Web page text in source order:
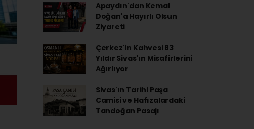
Apaydın'dan Kemal
Doğan'a Hayırlı Olsun
Ziyareti
Çerkez'in Kahvesi 83
Yıldır Sivas'ın Misafirlerini
Ağırlıyor
Sivas'ın Tarihi Paşa
Camisi ve Hafızalardaki
Tandoğan Pasajı